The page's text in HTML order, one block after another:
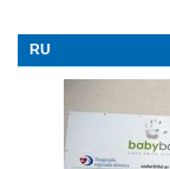
RU